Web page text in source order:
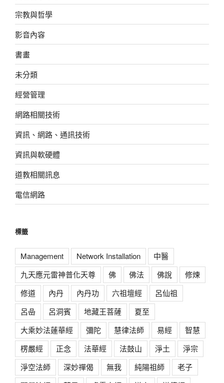
宗教與哲學
影音內容
書畫
未分類
經營管理
網路相關技術
資訊、網路、通訊技術
資訊與軟硬體
道教相關訊息
電信網路
標籤
Management Network Installation
中醫
九天應元雷神普化天尊
佛 佛法 佛說
修煉
修道
內丹 內丹功 六祖壇經
呂仙祖
呂喦
呂洞賓 地藏王菩薩
夏至
大乘妙法蓮華經
彌陀 慧律法師 易經
智慧
楞嚴經
正念 法華經 法鼓山 淨土
淨宗
淨空法師
深妙禪偈 無我 純陽祖師
老子